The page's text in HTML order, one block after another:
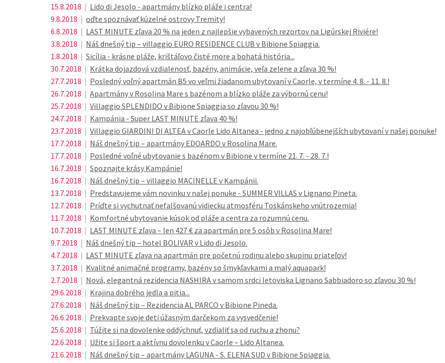
15.8.2018 | Lido di Jesolo - apartmány blízko pláže i centra!
9.8.2018 | oďte spoznávať kúzelné ostrovy Tremity!
6.8.2018 | LAST MINUTE zľava 20 % na jeden z najlepšie vybavených rezortov na Ligúrskej Riviére!
3.8.2018 | Náš dnešný tip – villaggio EURO RESIDENCE CLUB v Bibione Spiaggia.
1.8.2018 | Sicília - krásne pláže, krištáľovo čisté more a bohatá história...
30.7.2018 | Krátka dojazdová vzdialenosť, bazény, animácie, veľa zelene a zľava 30 %!
27.7.2018 | Posledný voľný apartmán B5 vo veľmi žiadanom ubytovaní v Caorle, v termíne 4. 8. - 11. 8.!
26.7.2018 | Apartmány v Rosolina Mare s bazénom a blízko pláže za výbornú cenu!
25.7.2018 | Villaggio SPLENDIDO v Bibione Spiaggia so zľavou 30 %!
24.7.2018 | Kampánia - Super LAST MINUTE zľava 40 %!
23.7.2018 | Villaggio GIARDINI DI ALTEA v Caorle Lido Altanea - jedno z najobľúbenejších ubytovaní v našej ponuke!
17.7.2018 | Náš dnešný tip – apartmány EDOARDO v Rosolina Mare.
17.7.2018 | Posledné voľné ubytovanie s bazénom v Bibione v termíne 21. 7. - 28. 7.!
16.7.2018 | Spoznajte krásy Kampánie!
16.7.2018 | Náš dnešný tip – villaggio MACINELLE v Kampánii.
13.7.2018 | Predstavujeme vám novinku v našej ponuke - SUMMER VILLAS v Lignano Pineta.
12.7.2018 | Príďte si vychutnať nefalšovanú vidiecku atmosféru Toskánskeho vnútrozemia!
11.7.2018 | Komfortné ubytovanie kúsok od pláže a centra za rozumnú cenu.
10.7.2018 | LAST MINUTE zľava – len 427 € za apartmán pre 5 osôb v Rosolina Mare!
9.7.2018 | Náš dnešný tip – hotel BOLIVAR v Lido di Jesolo.
4.7.2018 | LAST MINUTE zľava na apartmán pre početnú rodinu alebo skupinu priateľov!
3.7.2018 | Kvalitné animačné programy, bazény so šmykľavkami a malý aquapark!
2.7.2018 | Nová, elegantná rezidencia NASHIRA v samom srdci letoviska Lignano Sabbiadoro so zľavou 30 %!
29.6.2018 | Krajina dobrého jedla a pitia...
27.6.2018 | Náš dnešný tip – Rezidencia AL PARCO v Bibione Pineda.
26.6.2018 | Prekvapte svoje deti úžasným darčekom za vysvedčenie!
25.6.2018 | Túžite si na dovolenke oddýchnuť, vzdialiť sa od ruchu a zhonu?
22.6.2018 | Užite si šport a aktívnu dovolenku v Caorle – Lido Altanea.
21.6.2018 | Náš dnešný tip – apartmány LAGUNA - S. ELENA SUD v Bibione Spiaggia.